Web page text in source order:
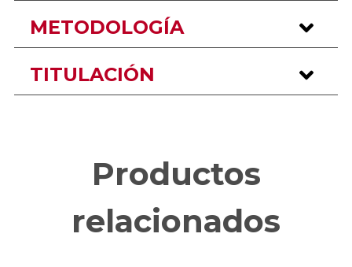
METODOLOGÍA
TITULACIÓN
Productos
relacionados